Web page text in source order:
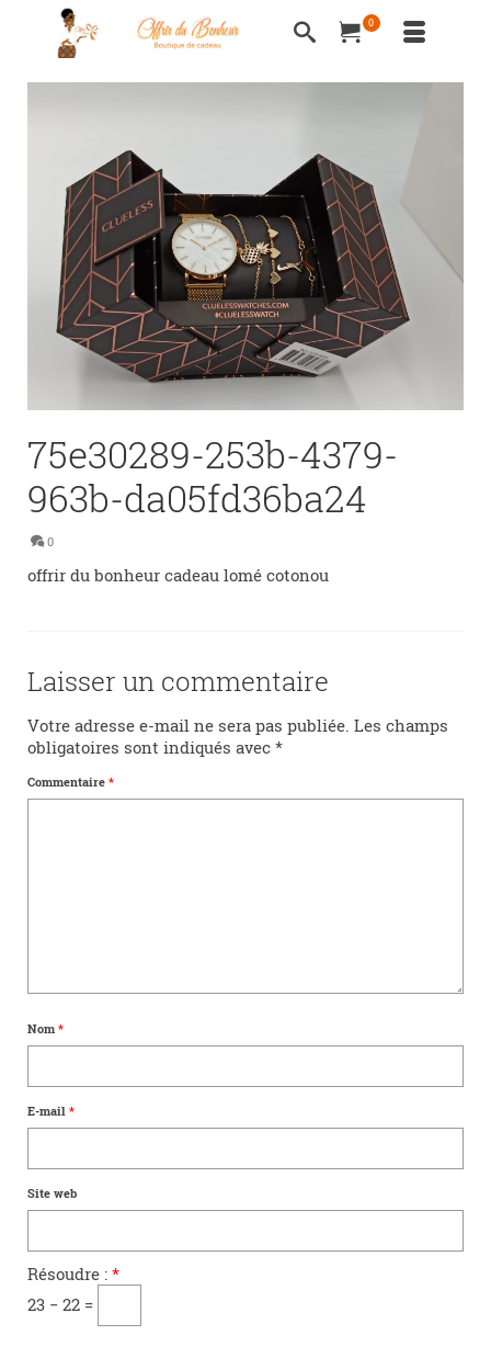
0
75e30289-253b-4379-
963b-da05fd36ba24
0
offrir du bonheur cadeau lomé cotonou
Laisser un commentaire
Votre adresse e-mail ne sera pas publiée. Les champs
obligatoires sont indiqués avec *
Commentaire *
Nom *
E-mail *
Site web
Résoudre : *
23 − 22 =